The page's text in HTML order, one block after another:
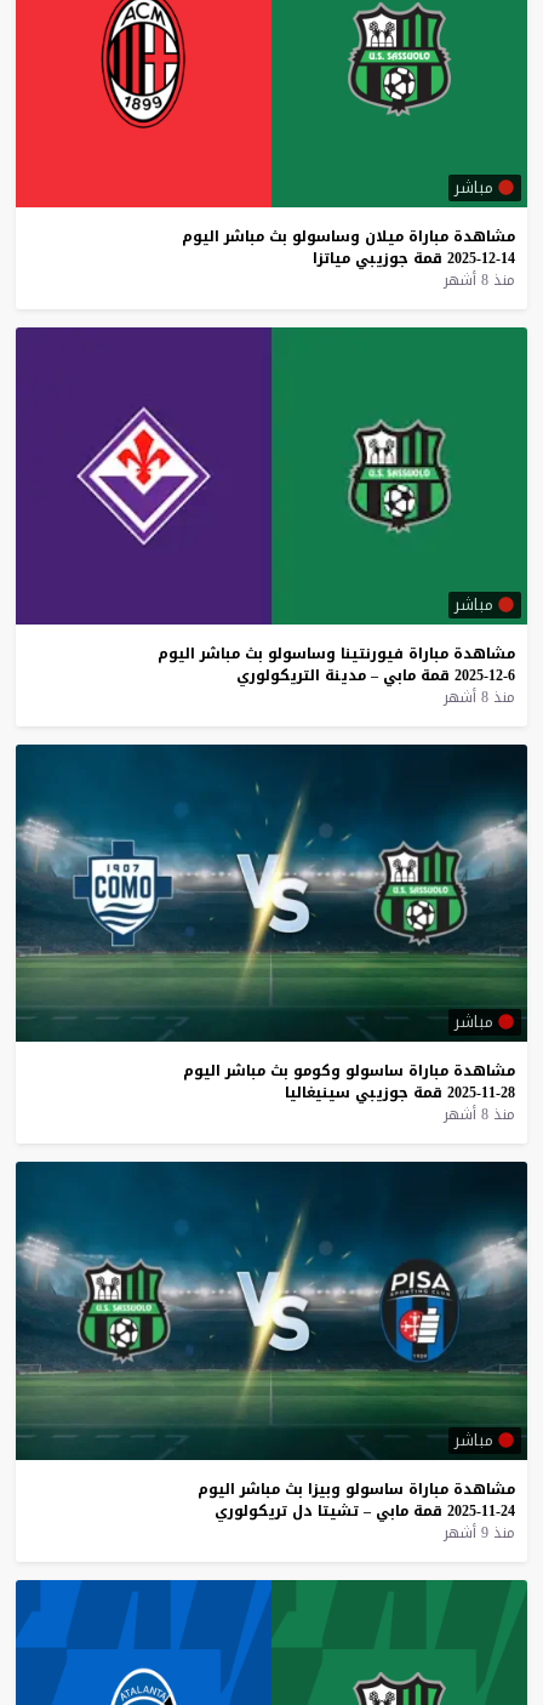
مباشر
مشاهدة مباراة ميلان وساسولو بث مباشر اليوم
14-12-2025
قمة جوزيبي مياتزا
منذ 8 أشهر
مباشر
مشاهدة مباراة فيورنتينا وساسولو بث مباشر اليوم
6-12-2025
قمة مابي – مدينة التريكولوري
منذ 8 أشهر
مباشر
مشاهدة مباراة ساسولو وكومو بث مباشر اليوم
28-11-2025
قمة جوزيبي سينيغاليا
منذ 8 أشهر
مباشر
مشاهدة مباراة ساسولو وبيزا بث مباشر اليوم
24-11-2025
قمة مابي – تشيتا دل تريكولوري
منذ 9 أشهر